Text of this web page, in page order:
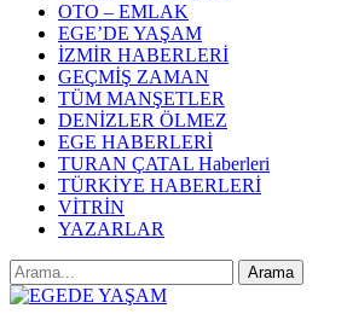
OTO – EMLAK
EGE’DE YAŞAM
İZMİR HABERLERİ
GEÇMİŞ ZAMAN
TÜM MANŞETLER
DENİZLER ÖLMEZ
EGE HABERLERİ
TURAN ÇATAL Haberleri
TÜRKİYE HABERLERİ
VİTRİN
YAZARLAR